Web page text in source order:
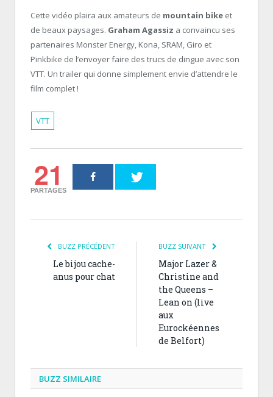
Cette vidéo plaira aux amateurs de mountain bike et
de beaux paysages. Graham Agassiz a convaincu ses
partenaires Monster Energy, Kona, SRAM, Giro et
Pinkbike de l’envoyer faire des trucs de dingue avec son
VTT. Un trailer qui donne simplement envie d’attendre le
film complet !
VTT
21
PARTAGES
BUZZ PRÉCÉDENT
Le bijou cache-
anus pour chat
BUZZ SUIVANT
Major Lazer &
Christine and
the Queens –
Lean on (live
aux
Eurockéennes
de Belfort)
BUZZ SIMILAIRE